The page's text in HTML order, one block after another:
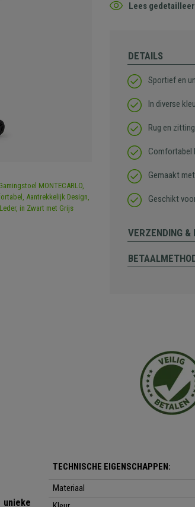
Lees
DETAILS
Sportief en
In diverse
Rug en
Comfortabel
Gemaakt
Geschikt
VERZENDING &
unieke
TECHNISCHE EIGENSCHAPPEN:
Materiaal